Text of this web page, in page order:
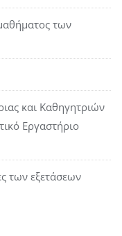
των
και Καθηγητριών
Εργαστήριο
των εξετάσεων